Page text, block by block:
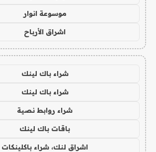
موسوعة انوار
اشراق الأرباح
شراء باك لينك
شراء باك لينك
شراء روابط نصية
باقات باك لينك
اشراق لنك، شراء باكلينكات